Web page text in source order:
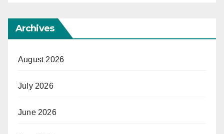
Archives
August 2026
July 2026
June 2026